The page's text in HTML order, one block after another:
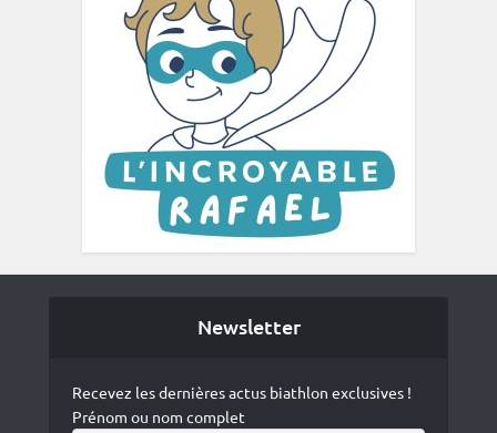
Newsletter
Recevez les dernières actus biathlon exclusives !
Prénom ou nom complet